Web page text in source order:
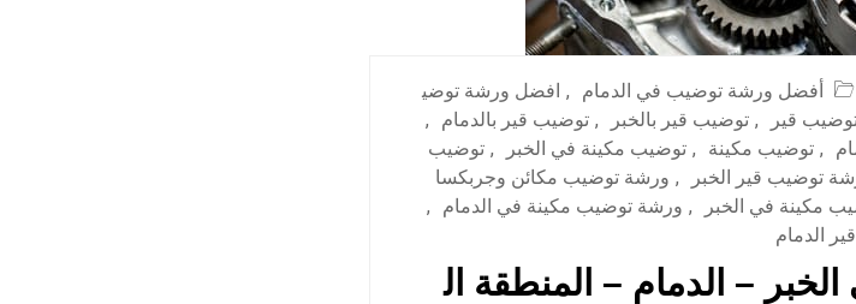
أفضل ورشة توضيب في الدمام , افضل ورشة توضي
قير , توضيب قير بالخبر , توضيب قير بالدمام
,
, توضيب مكينة , توضيب مكينة في الخبر , توضيب
توضيب قير الخبر , ورشة توضيب مكائن وجربكسا
مكينة في الخبر , ورشة توضيب مكينة في الدمام
,
الدمام
– الدمام – المنطقة ال